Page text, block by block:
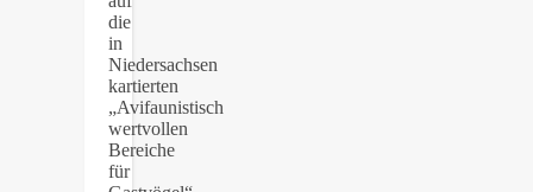
die
in
Niedersachsen
kartierten
„Avifaunistisch
wertvollen
Bereiche
für